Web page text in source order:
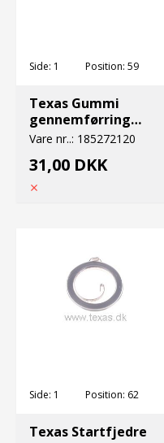
Side: 1 Position: 59
Texas Gummi
gennemførring
220dl/bc2601
Vare nr..: 185272120
31,00 DKK
Side: 1 Position: 62
Texas Startfjedre